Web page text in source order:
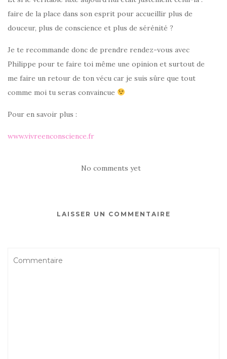
faire de la place dans son esprit pour accueillir plus de
douceur, plus de conscience et plus de sérénité ?
Je te recommande donc de prendre rendez-vous avec
Philippe pour te faire toi même une opinion et surtout de
me faire un retour de ton vécu car je suis sûre que tout
comme moi tu seras convaincue
Pour en savoir plus :
www.vivreenconscience.fr
No comments yet
LAISSER UN COMMENTAIRE